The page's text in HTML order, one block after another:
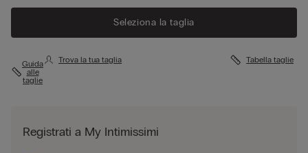
Seleziona la taglia
Guida
alle
taglie
Trova la tua taglia Tabella taglie
Registrati a My Intimissimi